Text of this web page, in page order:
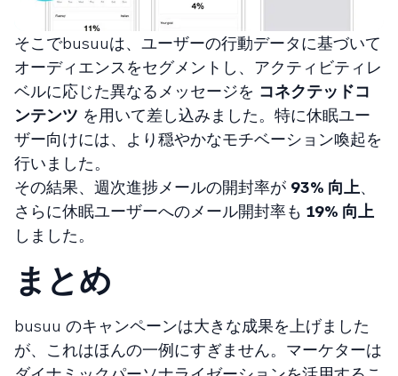
そこでbusuuは、ユーザーの行動データに基づいて
オーディエンスをセグメントし、アクティビティレ
ベルに応じた異なるメッセージを コネクテッドコ
ンテンツ を用いて差し込みました。特に休眠ユー
ザー向けには、より穏やかなモチベーション喚起を
行いました。
その結果、週次進捗メールの開封率が 93% 向上、
さらに休眠ユーザーへのメール開封率も 19% 向上
しました。
まとめ
busuu のキャンペーンは大きな成果を上げました
が、これはほんの一例にすぎません。マーケターは